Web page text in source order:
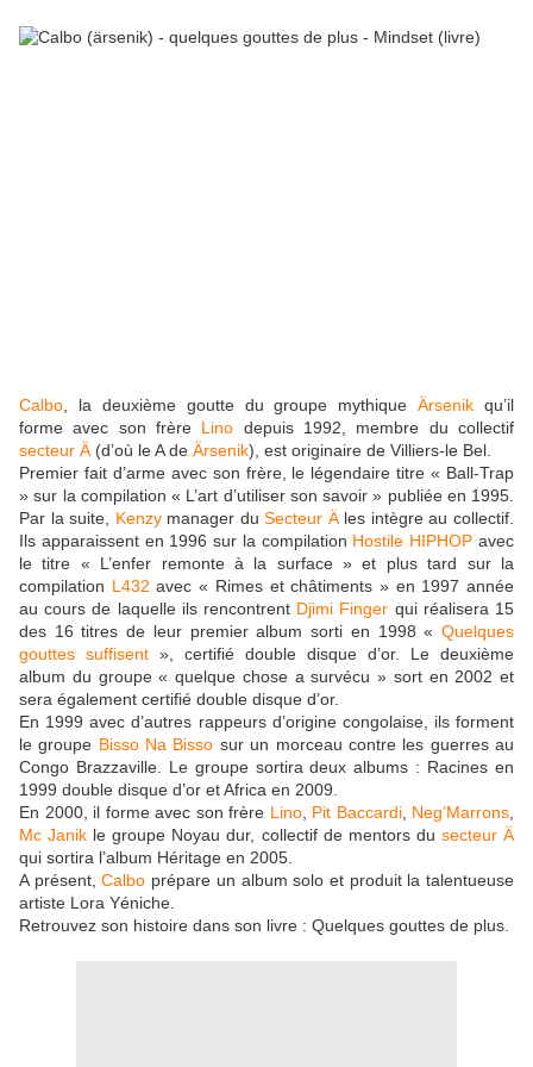
Calbo , la deuxième goutte du groupe mythiqueÄrsenik qu’il
forme avec son frère Lino depuis 1992, membre du collectif
secteur Ä (d’où le A de Ärsenik), est originaire de Villiers-le Bel.
Premier fait d’arme avec son frère, le légendaire titre « Ball-Trap
» sur la compilation « L’art d’utiliser son savoir » publiée en 1995.
Par la suite, Kenzymanager duSecteur Äles intègre au collectif.
Ils apparaissent en 1996 sur la compilation Hostile HIPHOP avec
le titre « L’enfer remonte à la surface » et plus tard sur la
compilation L432 avec « Rimes et châtiments » en 1997 année
au cours de laquelle ils rencontrent Djimi Finger qui réalisera 15
des 16 titres de leur premier album sorti en 1998 « Quelques
gouttes suffisent », certifié double disque d’or. Le deuxième
album du groupe « quelque chose a survécu » sort en 2002 et
sera également certifié double disque d’or.
En 1999 avec d’autres rappeurs d’origine congolaise, ils forment
le groupe Bisso Na Bisso sur un morceau contre les guerres au
Congo Brazzaville. Le groupe sortira deux albums : Racines en
1999 double disque d’or et Africa en 2009.
En 2000, il forme avec son frère Lino, Pit Baccardi, Neg’Marrons
Mc Janik le groupe Noyau dur, collectif de mentors du secteur Ä
qui sortira l’album Héritage en 2005.
A présent,Calbo prépare un album solo et produit la talentueuse
artiste Lora Yéniche.
Retrouvez son histoire dans son livre : Quelques gouttes de plus.